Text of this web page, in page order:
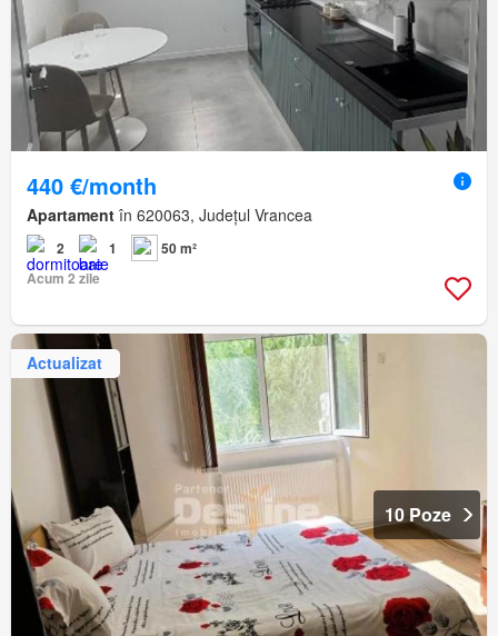
440 €/month
Apartament în 620063, Județul Vrancea
2 1
50 m²
Acum 2 zile
Actualizat
10 Poze